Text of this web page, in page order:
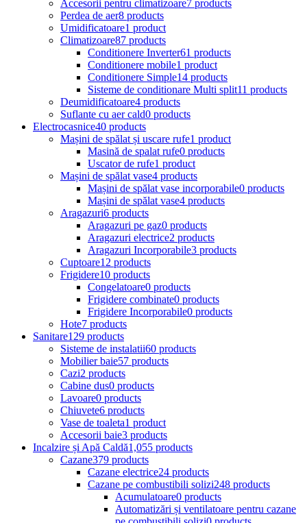
Accesorii pentru climatizoare7 products
Perdea de aer8 products
Umidificatoare1 product
Climatizoare87 products
Conditionere Inverter61 products
Conditionere mobile1 product
Conditionere Simple14 products
Sisteme de conditionare Multi split11 products
Deumidificatoare4 products
Suflante cu aer cald0 products
Electrocasnice40 products
Mașini de spălat și uscare rufe1 product
Masină de spalat rufe0 products
Uscator de rufe1 product
Mașini de spălat vase4 products
Mașini de spălat vase incorporabile0 products
Mașini de spălat vase4 products
Aragazuri6 products
Aragazuri pe gaz0 products
Aragazuri electrice2 products
Aragazuri Incorporabile3 products
Cuptoare12 products
Frigidere10 products
Congelatoare0 products
Frigidere combinate0 products
Frigidere Incorporabile0 products
Hote7 products
Sanitare129 products
Sisteme de instalatii60 products
Mobilier baie57 products
Cazi2 products
Cabine dus0 products
Lavoare0 products
Chiuvete6 products
Vase de toaleta1 product
Accesorii baie3 products
Incalzire și Apă Caldă1,055 products
Cazane379 products
Cazane electrice24 products
Cazane pe combustibili solizi248 products
Acumulatoare0 products
Automatizări și ventilatoare pentru cazane